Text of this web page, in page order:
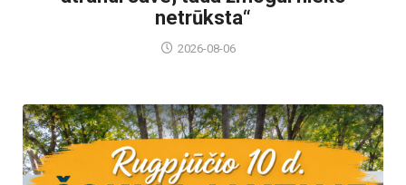
netrūksta“
2026-08-06